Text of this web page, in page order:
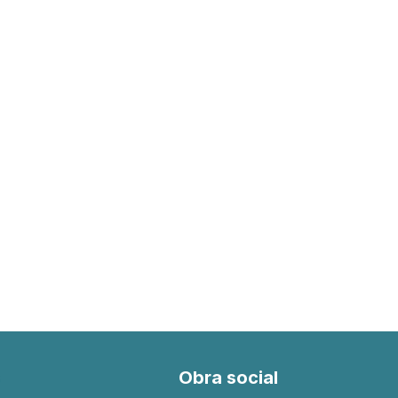
Obra social